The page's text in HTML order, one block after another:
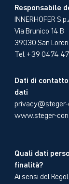
Responsabile
INNERHOFER
Via Brunico 14 B
39030 San
Tel +39 0474
Dati di
dati
www.steger-
Quali dati
finalità?
Ai sensi del